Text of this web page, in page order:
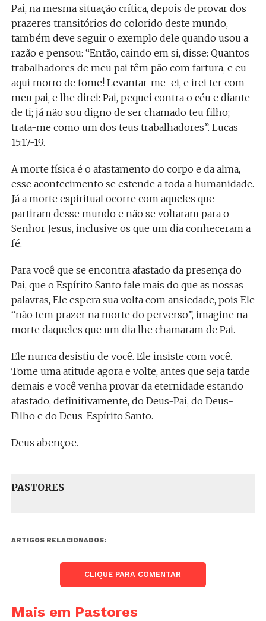
Pai, na mesma situação crítica, depois de provar dos
prazeres transitórios do colorido deste mundo,
também deve seguir o exemplo dele quando usou a
razão e pensou: “Então, caindo em si, disse: Quantos
trabalhadores de meu pai têm pão com fartura, e eu
aqui morro de fome! Levantar-me-ei, e irei ter com
meu pai, e lhe direi: Pai, pequei contra o céu e diante
de ti; já não sou digno de ser chamado teu filho;
trata-me como um dos teus trabalhadores”. Lucas
15:17-19.
A morte física é o afastamento do corpo e da alma,
esse acontecimento se estende a toda a humanidade.
Já a morte espiritual ocorre com aqueles que
partiram desse mundo e não se voltaram para o
Senhor Jesus, inclusive os que um dia conheceram a
fé.
Para você que se encontra afastado da presença do
Pai, que o Espírito Santo fale mais do que as nossas
palavras, Ele espera sua volta com ansiedade, pois Ele
“não tem prazer na morte do perverso”, imagine na
morte daqueles que um dia lhe chamaram de Pai.
Ele nunca desistiu de você. Ele insiste com você.
Tome uma atitude agora e volte, antes que seja tarde
demais e você venha provar da eternidade estando
afastado, definitivamente, do Deus-Pai, do Deus-
Filho e do Deus-Espírito Santo.
Deus abençoe.
PASTORES
ARTIGOS RELACIONADOS:
CLIQUE PARA COMENTAR
Mais em Pastores